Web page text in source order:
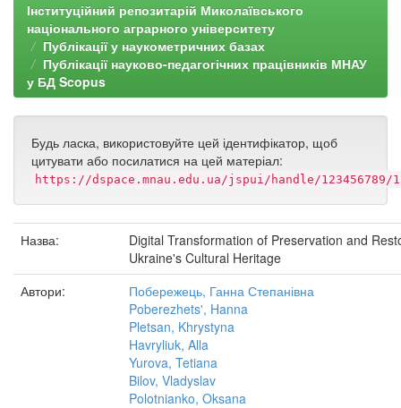
Інституційний репозитарій Миколаївського
національного аграрного університету
Публікації у наукометричних базах
Публікації науково-педагогічних працівників МНАУ
у БД Scopus
Будь ласка, використовуйте цей ідентифікатор, щоб
цитувати або посилатися на цей матеріал:
https://dspace.mnau.edu.ua/jspui/handle/123456789/
Назва:
Digital Transformation of Preservation and
Ukraine's Cultural Heritage
Автори:
Побережець, Ганна Степанівна
Poberezhetsʹ, Hanna
Pletsan, Khrystyna
Havryliuk, Alla
Yurova, Tetiana
Bilov, Vladyslav
Polotnianko, Oksana